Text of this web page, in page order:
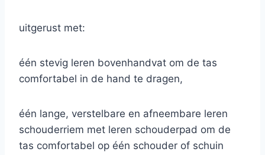
uitgerust met:
één stevig leren bovenhandvat om de tas
comfortabel in de hand te dragen,
één lange, verstelbare en afneembare leren
schouderriem met leren schouderpad om de
tas comfortabel op één schouder of schuin